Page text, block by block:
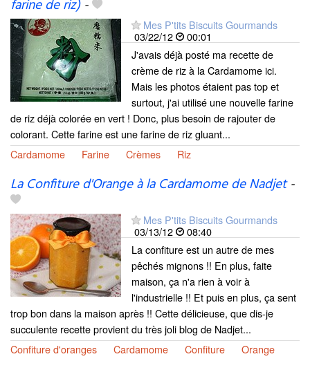
farine de riz)-
Mes P'tits Biscuits Gourmands
03/22/12
00:01
J'avais déjà posté ma recette de
crème de riz à la Cardamome ici.
Mais les photos étaient pas top et
surtout, j'ai utilisé une nouvelle farine
de riz déjà colorée en vert ! Donc, plus besoin de rajouter de
colorant. Cette farine est une farine de riz gluant...
Cardamome
Farine Crèmes Riz
La Confiture d'Orange à la Cardamome de Nadjet-
Mes P'tits Biscuits Gourmands
03/13/12
08:40
La confiture est un autre de mes
pêchés mignons !! En plus, faite
maison, ça n'a rien à voir à
l'industrielle !! Et puis en plus, ça sent
trop bon dans la maison après !! Cette délicieuse, que dis-je
succulente recette provient du très joli blog de Nadjet...
Confiture d'oranges
Cardamome Confiture Orange